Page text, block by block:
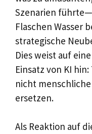
Szenarien
Flaschen Wasser
strategische
Dies weist auf
Einsatz von KI
nicht
ersetzen.
Als Reaktion auf